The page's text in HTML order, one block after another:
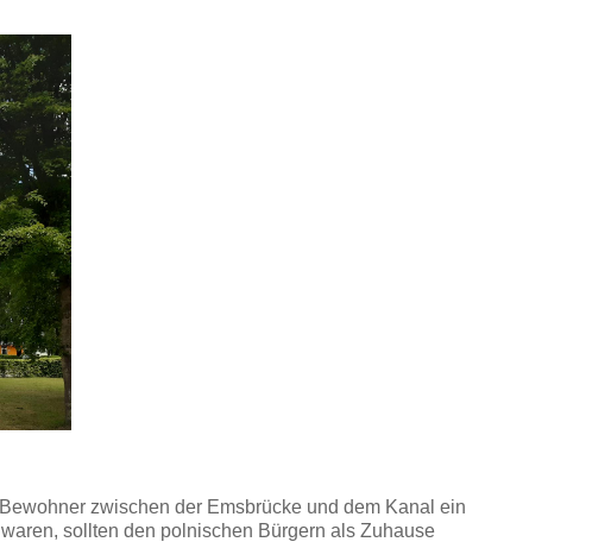
zwischen der Emsbrücke und dem Kanal ein
sollten den polnischen Bürgern als Zuhause